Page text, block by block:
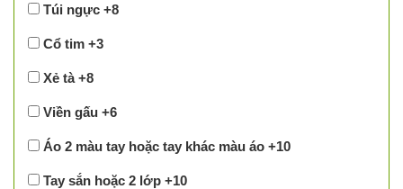
Túi ngực +8
Cổ tim +3
Xẻ tà +8
Viền gấu +6
Áo 2 màu tay hoặc tay khác màu áo +10
Tay sắn hoặc 2 lớp +10